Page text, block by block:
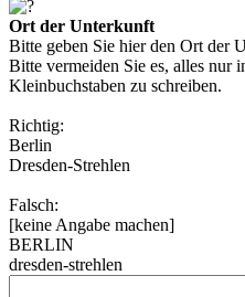
Ort der Unterkunft
Bitte geben Sie hier den Ort der
Bitte vermeiden Sie es, alles nur
Kleinbuchstaben zu schreiben.
Richtig:
Berlin
Dresden-Strehlen
Falsch:
[keine Angabe machen]
BERLIN
dresden-strehlen